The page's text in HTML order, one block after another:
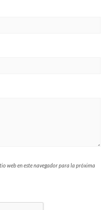
web en este navegador para la próxima